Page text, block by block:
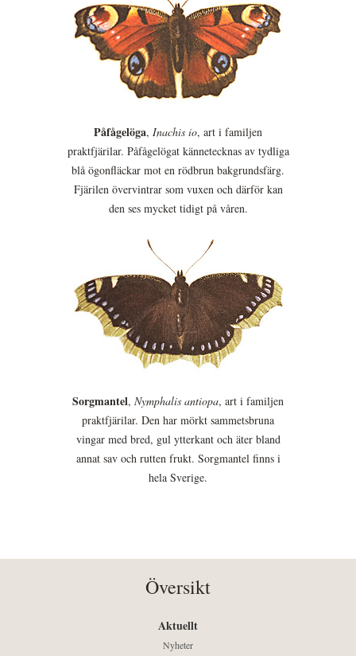
Påfågelöga, Inachis io, art i familjen
praktfjärilar. Påfågelögat kännetecknas av tydliga
blå ögonfläckar mot en rödbrun bakgrundsfärg.
Fjärilen övervintrar som vuxen och därför kan
den ses mycket tidigt på våren.
Sorgmantel, Nymphalis antiopa, art i familjen
praktfjärilar. Den har mörkt sammetsbruna
vingar med bred, gul ytterkant och äter bland
annat sav och rutten frukt. Sorgmantel finns i
hela Sverige.
Översikt
Aktuellt
Nyheter